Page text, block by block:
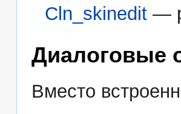
Cln_skinedit —
Диалоговые
Вместо